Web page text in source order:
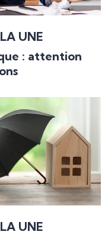
UNE
: attention
UNE